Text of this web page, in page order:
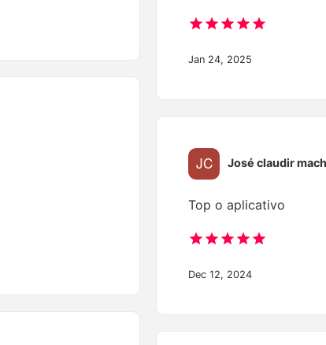
Jan 24, 2025
José claudir
Top o aplicativo
Dec 12, 2024